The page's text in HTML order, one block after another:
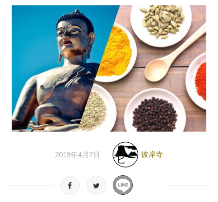
2019年4月7日 彼岸寺